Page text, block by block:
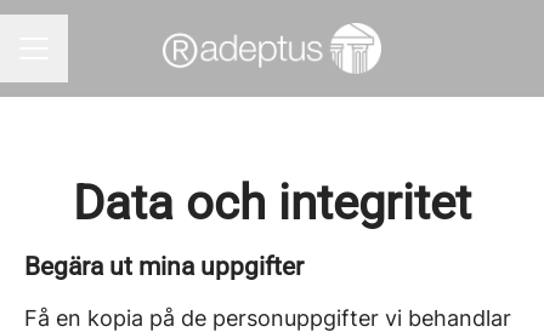
Data och integritet
Begära ut mina uppgifter
Få en kopia på de personuppgifter vi behandlar